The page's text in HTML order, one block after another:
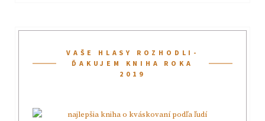
VAŠE HLASY ROZHODLI-
ĎAKUJEM KNIHA ROKA
2019